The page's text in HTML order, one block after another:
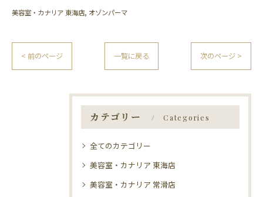
美容室・カナリア 東海店 オゾンパーマ
< 前のページ 一覧に戻る 次のページ >
カテゴリー Categories
全てのカテゴリー
美容室・カナリア 東海店
美容室・カナリア 常滑店